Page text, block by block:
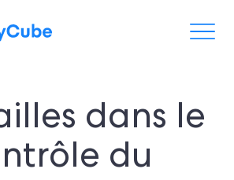
dans le
du